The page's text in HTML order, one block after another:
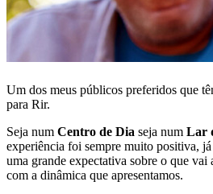
Um dos meus públicos preferidos que
para Rir.
Seja num Centro de Dia seja num Lar
experiência foi sempre muito positiva,
uma grande expectativa sobre o que vai
com a dinâmica que apresentamos.